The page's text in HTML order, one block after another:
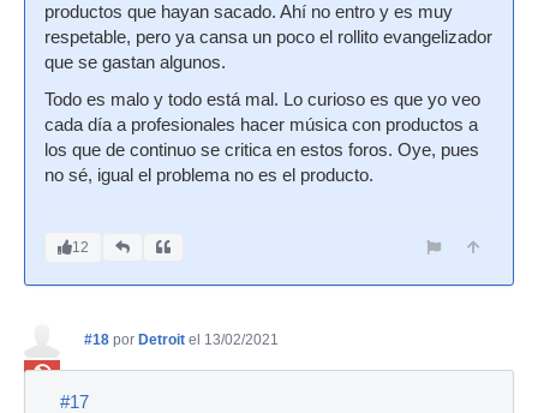
productos que hayan sacado. Ahí no entro y es muy
respetable, pero ya cansa un poco el rollito evangelizador
que se gastan algunos.
Todo es malo y todo está mal. Lo curioso es que yo veo
cada día a profesionales hacer música con productos a
los que de continuo se critica en estos foros. Oye, pues
no sé, igual el problema no es el producto.
12
Ban
#18 por Detroit el 13/02/2021
#17